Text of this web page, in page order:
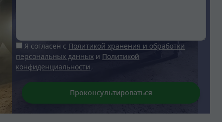
Я согласен с Политикой хранения и обработки
персональных данных и Политикой
конфиденциальности